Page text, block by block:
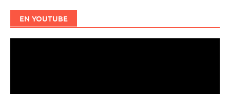
EN YOUTUBE